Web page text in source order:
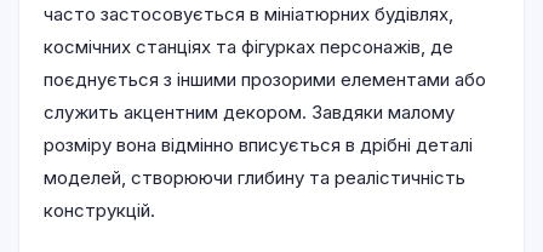
часто застосовується в мініатюрних будівлях,
космічних станціях та фігурках персонажів, де
поєднується з іншими прозорими елементами або
служить акцентним декором. Завдяки малому
розміру вона відмінно вписується в дрібні деталі
моделей, створюючи глибину та реалістичність
конструкцій.